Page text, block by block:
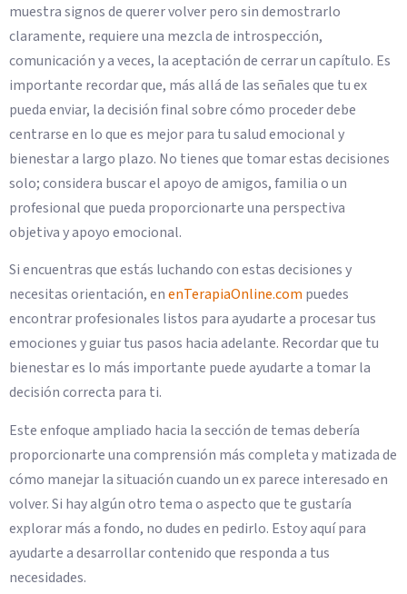
muestra signos de querer volver pero sin demostrarlo
claramente, requiere una mezcla de introspección,
comunicación y a veces, la aceptación de cerrar un capítulo. Es
importante recordar que, más allá de las señales que tu ex
pueda enviar, la decisión final sobre cómo proceder debe
centrarse en lo que es mejor para tu salud emocional y
bienestar a largo plazo. No tienes que tomar estas decisiones
solo; considera buscar el apoyo de amigos, familia o un
profesional que pueda proporcionarte una perspectiva
objetiva y apoyo emocional.
Si encuentras que estás luchando con estas decisiones y
necesitas orientación, enenTerapiaOnline.com puedes
encontrar profesionales listos para ayudarte a procesar tus
emociones y guiar tus pasos hacia adelante. Recordar que tu
bienestar es lo más importante puede ayudarte a tomar la
decisión correcta para ti.
Este enfoque ampliado hacia la sección de temas debería
proporcionarte una comprensión más completa y matizada de
cómo manejar la situación cuando un ex parece interesado en
volver. Si hay algún otro tema o aspecto que te gustaría
explorar más a fondo, no dudes en pedirlo. Estoy aquí para
ayudarte a desarrollar contenido que responda a tus
necesidades.